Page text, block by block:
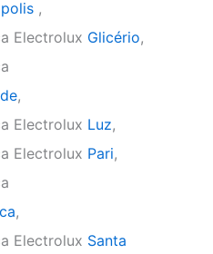
,
Electrolux Glicério,
,
Electrolux Luz,
Electrolux Pari,
,
Electrolux Santa